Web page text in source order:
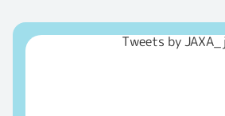
Tweets by